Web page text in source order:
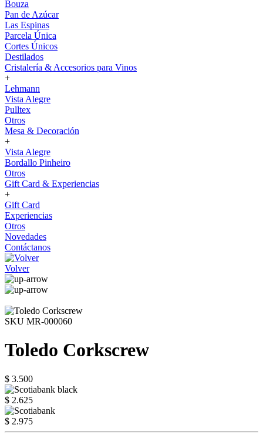
Bouza
Pan de Azúcar
Las Espinas
Parcela Única
Cortes Únicos
Destilados
Cristalería & Accesorios para Vinos
+
Lehmann
Vista Alegre
Pulltex
Otros
Mesa & Decoración
+
Vista Alegre
Bordallo Pinheiro
Otros
Gift Card & Experiencias
+
Gift Card
Experiencias
Otros
Novedades
Contáctanos
Volver
SKU MR-000060
Toledo Corkscrew
$ 3.500
$ 2.625
$ 2.975